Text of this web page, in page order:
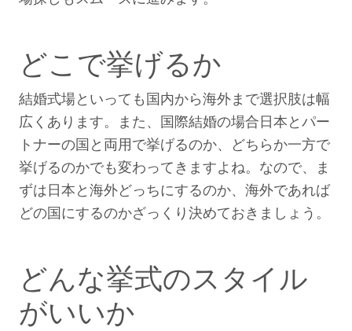
どこで挙げるか
結婚式場といっても国内から海外まで選択肢は幅
広くあります。また、国際結婚の場合日本とパー
トナーの国と両用で挙げるのか、どちらか一方で
挙げるのかでも変わってきますよね。なので、ま
ずは日本と海外どっちにするのか、海外であれば
どの国にするのかざっくり決めておきましょう。
どんな挙式のスタイル
がいいか